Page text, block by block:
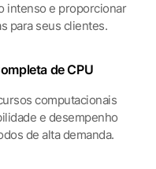
intenso e proporcionar
para seus clientes.
de CPU
computacionais
e desempenho
de alta demanda.